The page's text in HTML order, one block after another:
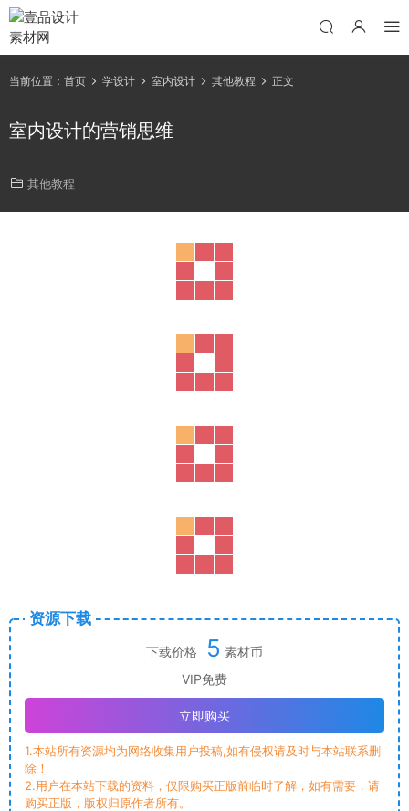
当前位置： 首页 学设计 室内设计 其他教程 正文
室内设计的营销思维
其他教程
资源下载
下载价格 5 素材币
VIP免费
立即购买
1.本站所有资源均为网络收集用户投稿,如有侵权请及时与本站联系删
除！
2.用户在本站下载的资料，仅限购买正版前临时了解，如有需要，请
购买正版，版权归原作者所有。